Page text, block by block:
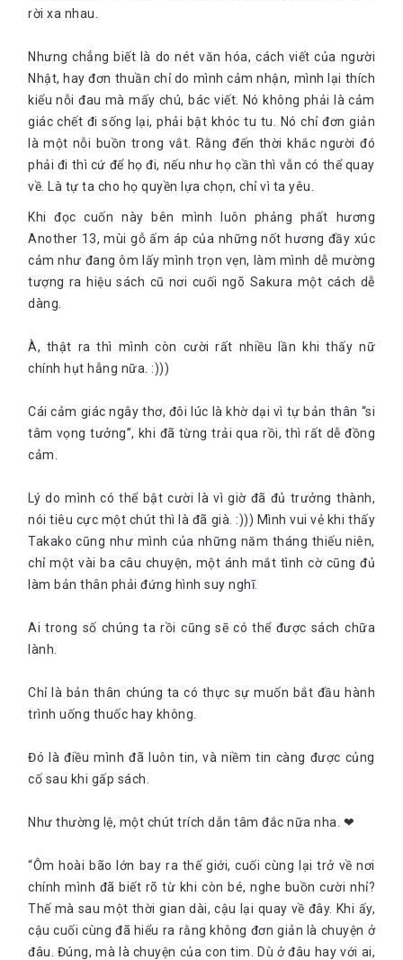
rời xa nhau.
Nhưng chẳng biết là do nét văn hóa, cách viết của người
Nhật, hay đơn thuần chỉ do mình cảm nhận, mình lại thích
kiểu nỗi đau mà mấy chú, bác viết. Nó không phải là cảm
giác chết đi sống lại, phải bật khóc tu tu. Nó chỉ đơn giản
là một nỗi buồn trong vắt. Rằng đến thời khắc người đó
phải đi thì cứ để họ đi, nếu như họ cần thì vẫn có thể quay
về. Là tự ta cho họ quyền lựa chọn, chỉ vì ta yêu.
Khi đọc cuốn này bên mình luôn phảng phất hương
Another 13, mùi gỗ ấm áp của những nốt hương đầy xúc
cảm như đang ôm lấy mình trọn vẹn, làm mình dễ mường
tượng ra hiệu sách cũ nơi cuối ngõ Sakura một cách dễ
dàng.
À, thật ra thì mình còn cười rất nhiều lần khi thấy nữ
chính hụt hẫng nữa. :)))
Cái cảm giác ngây thơ, đôi lúc là khờ dại vì tự bản thân “si
tâm vọng tưởng”, khi đã từng trải qua rồi, thì rất dễ đồng
cảm.
Lý do mình có thể bật cười là vì giờ đã đủ trưởng thành,
nói tiêu cực một chút thì là đã già. :))) Mình vui vẻ khi thấy
Takako cũng như mình của những năm tháng thiếu niên,
chỉ một vài ba câu chuyện, một ánh mắt tình cờ cũng đủ
làm bản thân phải đứng hình suy nghĩ.
Ai trong số chúng ta rồi cũng sẽ có thể được sách chữa
lành.
Chỉ là bản thân chúng ta có thực sự muốn bắt đầu hành
trình uống thuốc hay không.
Đó là điều mình đã luôn tin, và niềm tin càng được củng
cố sau khi gấp sách.
Như thường lệ, một chút trích dẫn tâm đắc nữa nha. ❤
“Ôm hoài bão lớn bay ra thế giới, cuối cùng lại trở về nơi
chính mình đã biết rõ từ khi còn bé, nghe buồn cười nhỉ?
Thế mà sau một thời gian dài, cậu lại quay về đây. Khi ấy,
cậu cuối cùng đã hiểu ra rằng không đơn giản là chuyện ở
đâu. Đúng, mà là chuyện của con tim. Dù ở đâu hay với ai,